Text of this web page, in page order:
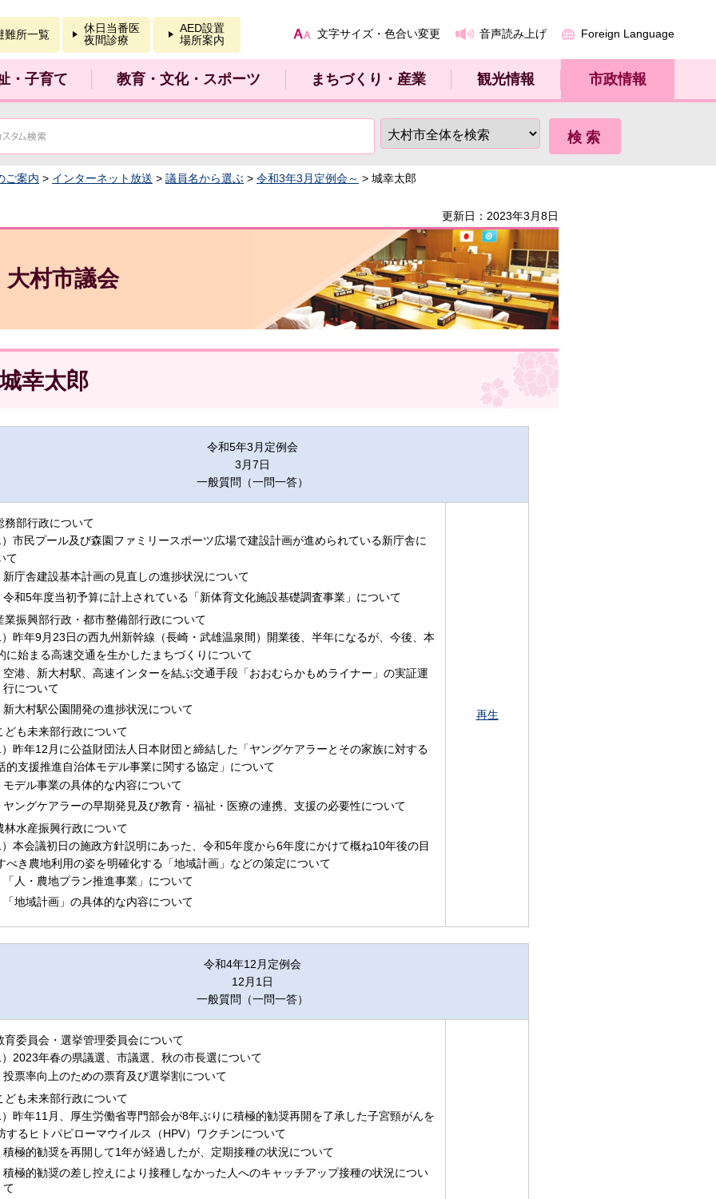
難所一覧
休日当番医
夜間診療
AED設置
場所案内
文字サイズ・色合い変更 音声読み上げ Foreign Language
・子育て 教育・文化・スポーツ まちづくり・産業 観光情報 市政情報
ご案内 > インターネット放送 > 議員名から選ぶ > 令和3年3月定例会～ > 城幸太郎
更新日：2023年3月8日
大村市議会
城幸太郎
令和5年3月定例会
3月7日
一般質問（一問一答）
務部行政について
）市民プール及び森園ファミリースポーツ広場で建設計画が進められている新庁舎に
て
新庁舎建設基本計画の見直しの進捗状況について
令和5年度当初予算に計上されている「新体育文化施設基礎調査事業」について
業振興部行政・都市整備部行政について
）昨年9月23日の西九州新幹線（長崎・武雄温泉間）開業後、半年になるが、今後、本
に始まる高速交通を生かしたまちづくりについて
空港、新大村駅、高速インターを結ぶ交通手段「おおむらかもめライナー」の実証運
行について
新大村駅公園開発の進捗状況について
ども未来部行政について
）昨年12月に公益財団法人日本財団と締結した「ヤングケアラーとその家族に対する
的支援推進自治体モデル事業に関する協定」について
モデル事業の具体的な内容について
ヤングケアラーの早期発見及び教育・福祉・医療の連携、支援の必要性について
林水産振興行政について
）本会議初日の施政方針説明にあった、令和5年度から6年度にかけて概ね10年後の目
べき農地利用の姿を明確化する「地域計画」などの策定について
「人・農地プラン推進事業」について
「地域計画」の具体的な内容について
再生
令和4年12月定例会
12月1日
一般質問（一問一答）
育委員会・選挙管理委員会について
）2023年春の県議選、市議選、秋の市長選について
投票率向上のための票育及び選挙割について
ども未来部行政について
）昨年11月、厚生労働省専門部会が8年ぶりに積極的勧奨再開を了承した子宮頸がんを
するヒトパピローマウイルス（HPV）ワクチンについて
積極的勧奨を再開して1年が経過したが、定期接種の状況について
積極的勧奨の差し控えにより接種しなかった人へのキャッチアップ接種の状況につい
て